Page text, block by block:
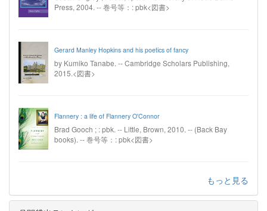
Press, 2004. -- 巻号等：: pbk<図書>
Gerard Manley Hopkins and his poetics of fancy
by Kumiko Tanabe. -- Cambridge Scholars Publishing,
2015.<図書>
Flannery : a life of Flannery O'Connor
Brad Gooch ; : pbk. -- Little, Brown, 2010. -- (Back Bay
books). -- 巻号等：: pbk<図書>
もっと見る